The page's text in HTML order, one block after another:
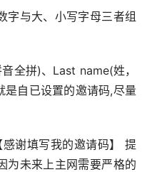
字与大、小写字母三者组
全拼)、Last name(姓，
自已设置的邀请码,尽量
谢填写我的邀请码】 提
为未来上主网需要严格的